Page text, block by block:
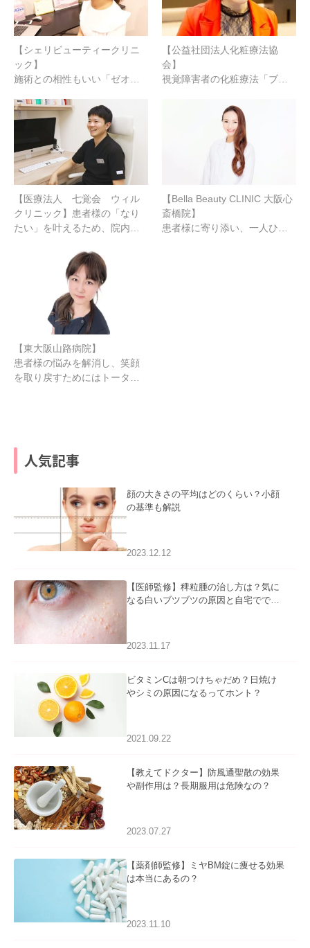
【シェリビューティークリニ
ック】
施術との相性もいい「ゼオ…
【公益社団法人化粧療法協
会】
視覚障害者の化粧療法「ブ…
【医療法人 七覚会 ウィル
クリニック】患者様の「なり
たい」を叶えるため、院内…
【Bella Beauty CLINIC 大阪心
斎橋院】
患者様に寄り添い、一人ひ…
【東大阪山路病院】
患者様の悩みを解消し、笑顔
を取り戻すためにはトータ…
人気記事
顔の大きさの平均はどのくらい？小顔
の基準も解説
2023.12.12
【医師監修】稗粒腫の治し方は？気に
なる白いブツブツの原因と自宅ででき
2023.11.17
ビタミンCは朝つけちゃだめ？日焼け
やシミの原因になるってホント？
2021.09.22
【教えてドクター】防風通聖散の効果
や副作用は？長期服用は危険なの？
2023.07.27
【薬剤師監修】ミヤBM錠に痩せる効果
は本当にあるの？
2023.11.10